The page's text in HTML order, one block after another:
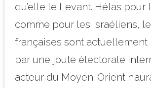
qu’elle le Levant. Hélas pour
comme pour les Israéliens,
françaises sont actuellement
par une joute électorale
acteur du Moyen-Orient